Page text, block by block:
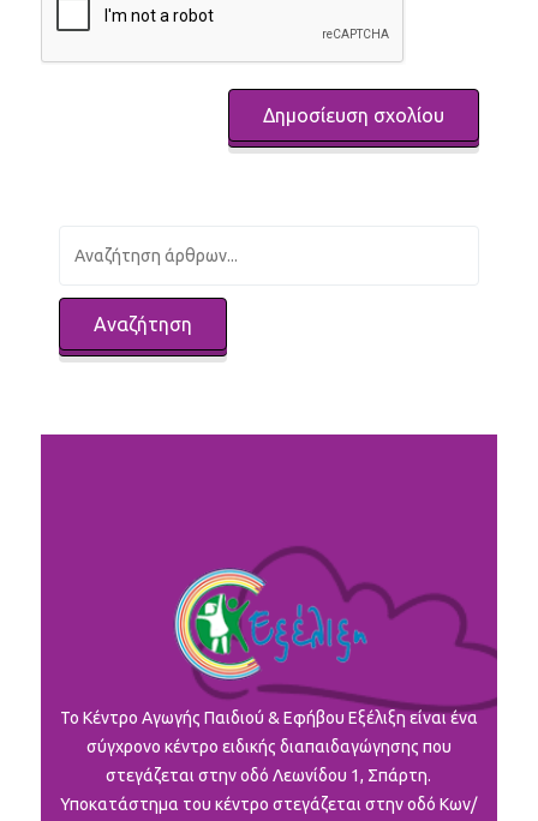
To Κέντρο Αγωγής Παιδιού & Εφήβου Εξέλιξη είναι ένα
σύγχρονο κέντρο ειδικής διαπαιδαγώγησης που
στεγάζεται στην οδό Λεωνίδου 1, Σπάρτη.
Υποκατάστημα του κέντρο στεγάζεται στην οδό Κων/